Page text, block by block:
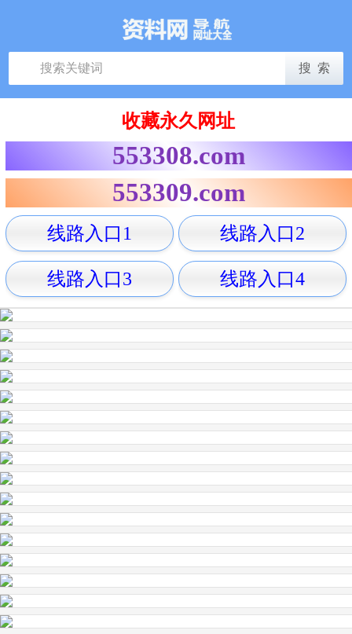
收藏永久网址
553308.com
553309.com
线路入口1 线路入口2
线路入口3 线路入口4